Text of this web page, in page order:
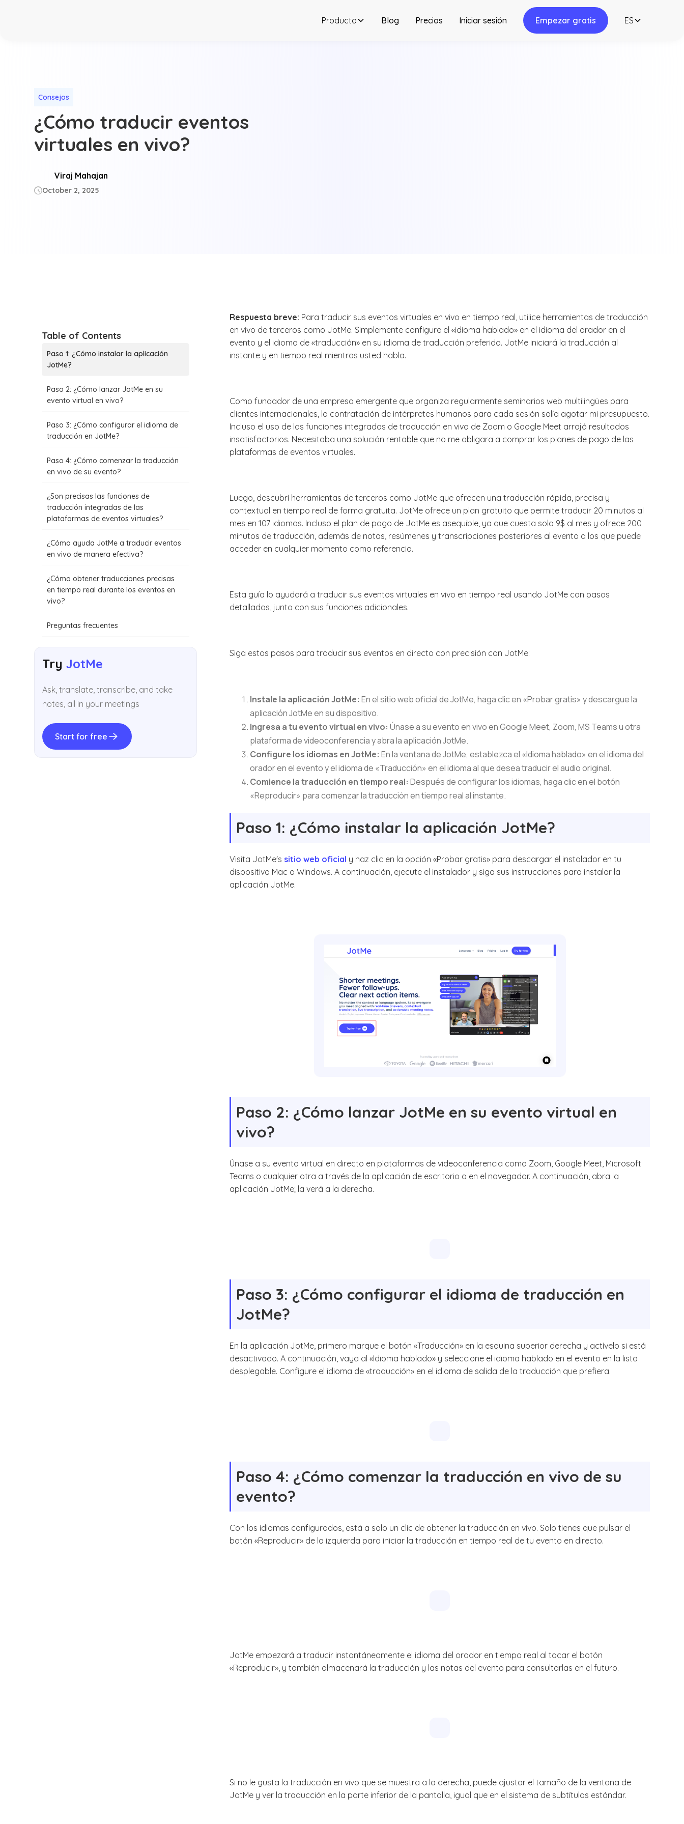
Producto Blog Precios Iniciar sesión Empezar gratis ES
Consejos
¿Cómo traducir eventos
virtuales en vivo?
Viraj Mahajan
October 2, 2025
Table of Contents
Paso 1: ¿Cómo instalar la aplicación
JotMe?
Paso 2: ¿Cómo lanzar JotMe en su
evento virtual en vivo?
Paso 3: ¿Cómo configurar el idioma de
traducción en JotMe?
Paso 4: ¿Cómo comenzar la traducción
en vivo de su evento?
¿Son precisas las funciones de
traducción integradas de las
plataformas de eventos virtuales?
¿Cómo ayuda JotMe a traducir eventos
en vivo de manera efectiva?
¿Cómo obtener traducciones precisas
en tiempo real durante los eventos en
vivo?
Preguntas frecuentes
TryJotMe
Ask, translate, transcribe, and take
notes, all in your meetings
Start for free
Respuesta breve: Para traducir sus eventos virtuales en vivo en tiempo real, utilice herramientas de traducción
en vivo de terceros como JotMe. Simplemente configure el «idioma hablado» en el idioma del orador en el
evento y el idioma de «traducción» en su idioma de traducción preferido. JotMe iniciará la traducción al
instante y en tiempo real mientras usted habla.
Como fundador de una empresa emergente que organiza regularmente seminarios web multilingües para
clientes internacionales, la contratación de intérpretes humanos para cada sesión solía agotar mi presupuesto.
Incluso el uso de las funciones integradas de traducción en vivo de Zoom o Google Meet arrojó resultados
insatisfactorios. Necesitaba una solución rentable que no me obligara a comprar los planes de pago de las
plataformas de eventos virtuales.
Luego, descubrí herramientas de terceros como JotMe que ofrecen una traducción rápida, precisa y
contextual en tiempo real de forma gratuita. JotMe ofrece un plan gratuito que permite traducir 20 minutos al
mes en 107 idiomas. Incluso el plan de pago de JotMe es asequible, ya que cuesta solo 9$ al mes y ofrece 200
minutos de traducción, además de notas, resúmenes y transcripciones posteriores al evento a los que puede
acceder en cualquier momento como referencia.
Esta guía lo ayudará a traducir sus eventos virtuales en vivo en tiempo real usando JotMe con pasos
detallados, junto con sus funciones adicionales.
Siga estos pasos para traducir sus eventos en directo con precisión con JotMe:
Instale la aplicación JotMe:En el sitio web oficial de JotMe, haga clic en «Probar gratis» y descargue la
aplicación JotMe en su dispositivo.
Ingresa a tu evento virtual en vivo:Únase a su evento en vivo en Google Meet, Zoom, MS Teams u otra
plataforma de videoconferencia y abra la aplicación JotMe.
Configure los idiomas en JotMe:En la ventana de JotMe, establezca el «Idioma hablado» en el idioma del
orador en el evento y el idioma de «Traducción» en el idioma al que desea traducir el audio original.
Comience la traducción en tiempo real:Después de configurar los idiomas, haga clic en el botón
«Reproducir» para comenzar la traducción en tiempo real al instante.
Paso 1: ¿Cómo instalar la aplicación JotMe?
Visita JotMe's sitio web oficial y haz clic en la opción «Probar gratis» para descargar el instalador en tu
dispositivo Mac o Windows. A continuación, ejecute el instalador y siga sus instrucciones para instalar la
aplicación JotMe.
Paso 2: ¿Cómo lanzar JotMe en su evento virtual en
vivo?
Únase a su evento virtual en directo en plataformas de videoconferencia como Zoom, Google Meet, Microsoft
Teams o cualquier otra a través de la aplicación de escritorio o en el navegador. A continuación, abra la
aplicación JotMe; la verá a la derecha.
Paso 3: ¿Cómo configurar el idioma de traducción en
JotMe?
En la aplicación JotMe, primero marque el botón «Traducción» en la esquina superior derecha y actívelo si está
desactivado. A continuación, vaya al «Idioma hablado» y seleccione el idioma hablado en el evento en la lista
desplegable. Configure el idioma de «traducción» en el idioma de salida de la traducción que prefiera.
Paso 4: ¿Cómo comenzar la traducción en vivo de su
evento?
Con los idiomas configurados, está a solo un clic de obtener la traducción en vivo. Solo tienes que pulsar el
botón «Reproducir» de la izquierda para iniciar la traducción en tiempo real de tu evento en directo.
JotMe empezará a traducir instantáneamente el idioma del orador en tiempo real al tocar el botón
«Reproducir», y también almacenará la traducción y las notas del evento para consultarlas en el futuro.
Si no le gusta la traducción en vivo que se muestra a la derecha, puede ajustar el tamaño de la ventana de
JotMe y ver la traducción en la parte inferior de la pantalla, igual que en el sistema de subtítulos estándar.